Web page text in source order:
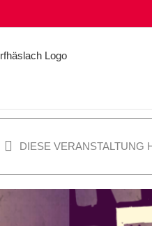
DIESE VERANSTALTUNG